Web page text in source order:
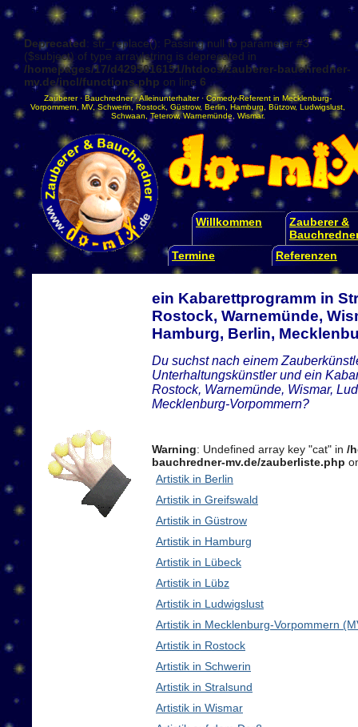
Deprecated: str_replace(): Passing null to parameter #3
($subject) of type array|string is deprecated in
/homepages/17/d4295016151/htdocs/zauberer-bauchredner-
mv.de/incl/functions.php on line 6
Zauberer·Bauchredner·Alleinunterhalter· Comedy-Referent in Mecklenburg-
Vorpommern
MV, Schwerin Rostock Güstrow, Berlin Hamburg Bützow, Ludwigslust
Schwaan ,Teterow,Warnemünde Wismar.
Willkommen
Zauberer &
Termine
Referenzen
ein Kabarettprogramm in
Rostock, Warnemünde,
Hamburg, Berlin,
Du suchst nach einem
Unterhaltungskünstler und ein
Rostock, Warnemünde, Wismar,
Mecklenburg-Vorpommern?
Warning: Undefined array key "cat" in /
bauchredner-mv.de/zauberliste.php
Artistik in Berlin
Artistik in Greifswald
Artistik in Güstrow
Artistik in Hamburg
Artistik in Lübeck
Artistik in Lübz
Artistik in Ludwigslust
Artistik in Mecklenburg-Vorpommern
Artistik in Rostock
Artistik in Schwerin
Artistik in Stralsund
Artistik in Wismar